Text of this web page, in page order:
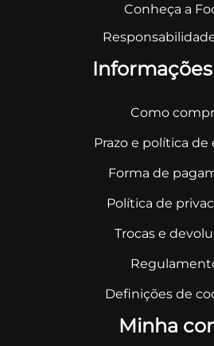
Conheça a
Como
Prazo e política de
Forma de
Política de
Trocas e
Definições de
Minha